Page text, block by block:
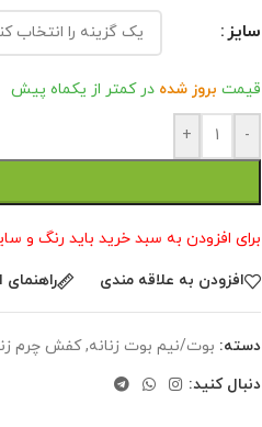
سایز
قیمت بروز شده در کمتر از یکماه پیش
-
+
برای افزودن به سبد خرید باید رنگ و
افزودن به علاقه مندی راهنمای
دسته: بوت/نیم بوت زنانه, کفش چرم
دنبال کنید: